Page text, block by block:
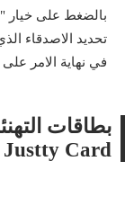
بالضغط على خيار
تحديد الاصدقاء
في نهاية الامر
بطاقات
Justty Card